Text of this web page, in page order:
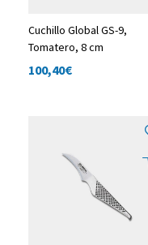
Cuchillo Global GS-9,
Tomatero, 8 cm
100,40€